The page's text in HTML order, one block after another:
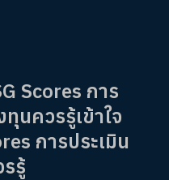
Scores การ
นควรรู้เข้าใจ
การประเมิน
รู้